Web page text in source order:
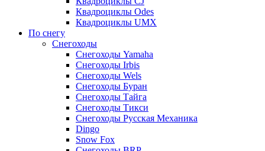
Квадроциклы Odes
Квадроциклы UMX
По снегу
Снегоходы
Снегоходы Yamaha
Снегоходы Irbis
Снегоходы Wels
Снегоходы Буран
Снегоходы Тайга
Снегоходы Тикси
Снегоходы Русская Механика
Dingo
Snow Fox